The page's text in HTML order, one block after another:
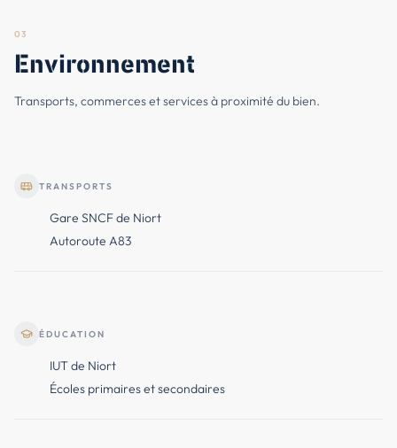
03
Environnement
Transports, commerces et services à proximité du bien.
TRANSPORTS
Gare SNCF de Niort
Autoroute A83
ÉDUCATION
IUT de Niort
Écoles primaires et secondaires